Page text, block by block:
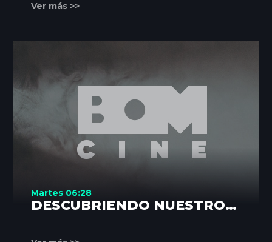
Ver más >>
Martes 06:28
DESCUBRIENDO NUESTROS